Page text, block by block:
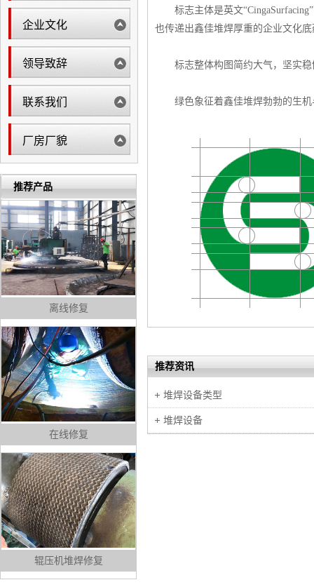
企业文化
领导致辞
联系我们
厂房厂貌
推荐产品
离线修复
在线修复
辊压机堆焊修复
标志主体是英文“CingaSurfacing”
也传递出鑫佳堆焊厚重的企业文化底
标志整体构图简约大气，坚实稳
绿色象征着鑫佳堆焊勃勃的生机
推荐资讯
堆焊设备类型
堆焊设备